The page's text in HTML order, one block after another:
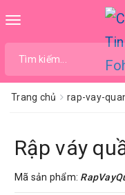
Toggle
Trang chủ rap-vay-
Rập váy
Mã sản phẩm: